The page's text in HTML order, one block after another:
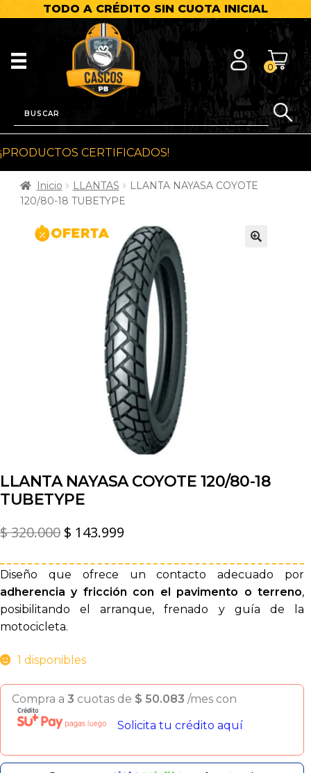
TODO A CRÉDITO SIN CUOTA INICIAL
0
¡PRODUCTOS CERTIFICADOS!
Inicio LLANTAS
LLANTA NAYASA COYOTE
120/80-18 TUBETYPE
LLANTA NAYASA COYOTE 120/80-18
TUBETYPE
$320.000 El
original
era:
$ 320.000.
$ 143.999
actual
es:
$ 143.999.
Diseño que ofrece un contacto adecuado por
adherencia y fricción con el pavimento o terreno,
posibilitando el arranque, frenado y guía de la
motocicleta.
1 disponibles
Compra a 3 cuotas de $ 50.083 /mes con
Solicita tu crédito aquí